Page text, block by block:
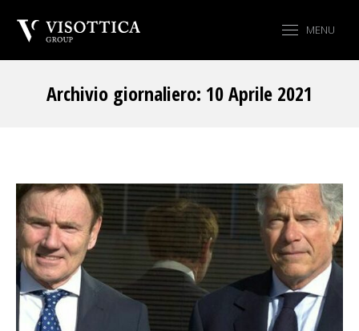
MENU
Archivio giornaliero: 10 Aprile 2021